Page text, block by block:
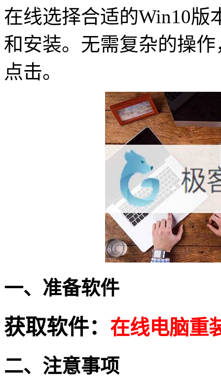
在线选择合适的Win10版
和安装。无需复杂的操
点击。
一、准备软件
获取软件： 在线电脑重
二、注意事项